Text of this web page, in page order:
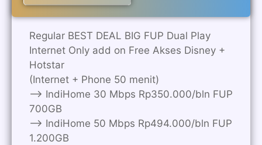
Regular BEST DEAL BIG FUP Dual Play
Internet Only add on Free Akses Disney +
Hotstar
(Internet + Phone 50 menit)
——> IndiHome 30 Mbps Rp350.000/bln FUP
700GB
——> IndiHome 50 Mbps Rp494.000/bln FUP
1.200GB